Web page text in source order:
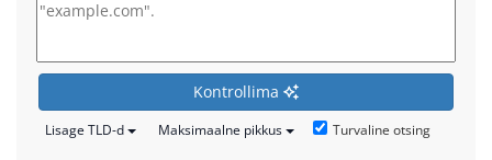
Kontrollima
Lisage TLD-d Maksimaalne pikkus Turvaline otsing